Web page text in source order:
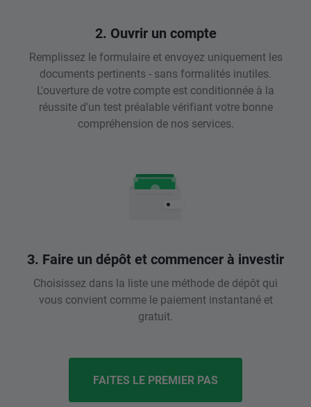
2. Ouvrir un compte
Remplissez le formulaire et envoyez uniquement les
documents pertinents - sans formalités inutiles.
L'ouverture de votre compte est conditionnée à la
réussite d'un test préalable vérifiant votre bonne
compréhension de nos services.
3. Faire un dépôt et commencer à investir
Choisissez dans la liste une méthode de dépôt qui
vous convient comme le paiement instantané et
gratuit.
FAITES LE PREMIER PAS